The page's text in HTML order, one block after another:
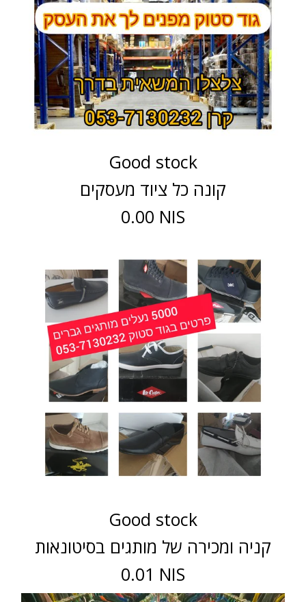
Good stock
קונה כל ציוד מעסקים
0.00 NIS
Good stock
קניה ומכירה של מותגים בסיטונאות
0.01 NIS